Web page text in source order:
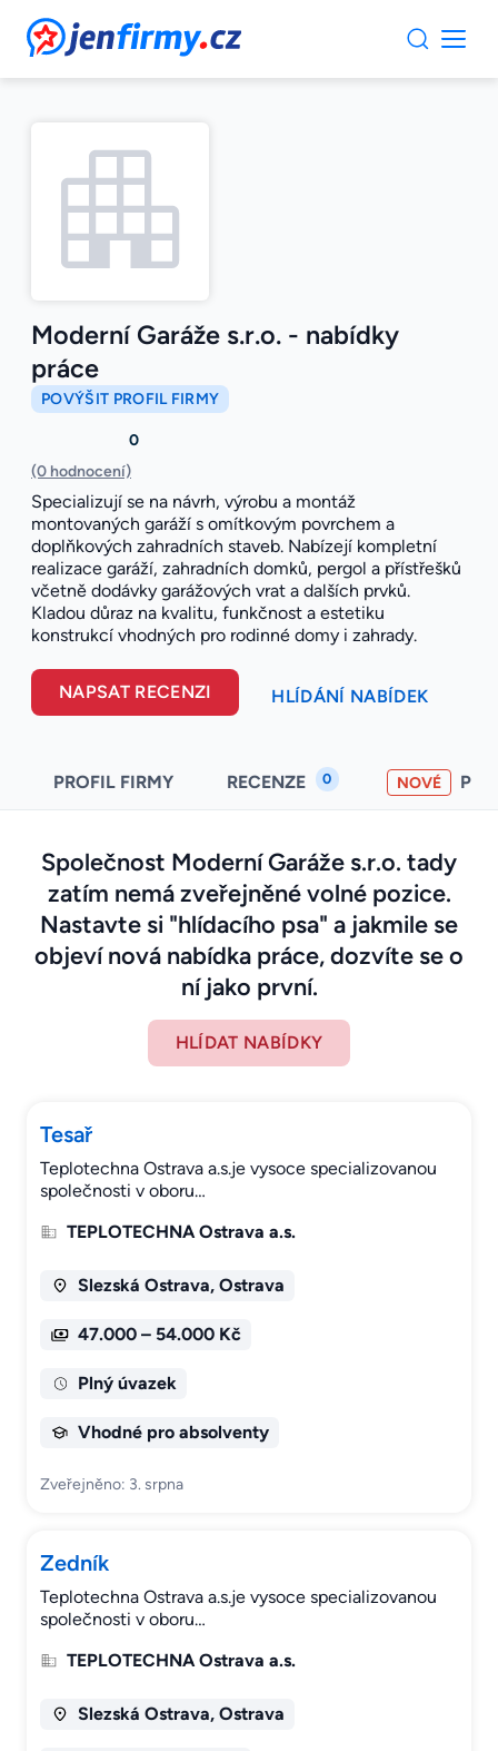
JenFirmy.cz
Moderní Garáže s.r.o. - nabídky
práce
POVÝŠIT PROFIL FIRMY
0
(0 hodnocení)
Specializují se na návrh, výrobu a montáž
montovaných garáží s omítkovým povrchem a
doplňkových zahradních staveb. Nabízejí kompletní
realizace garáží, zahradních domků, pergol a přístřešků
včetně dodávky garážových vrat a dalších prvků.
Kladou důraz na kvalitu, funkčnost a estetiku
konstrukcí vhodných pro rodinné domy i zahrady.
NAPSAT RECENZI HLÍDÁNÍ NABÍDEK
PROFIL FIRMY RECENZE 0 NOVÉ
Společnost Moderní Garáže s.r.o. tady
zatím nemá zveřejněné volné pozice.
Nastavte si "hlídacího psa" a jakmile se
objeví nová nabídka práce, dozvíte se o
ní jako první.
HLÍDAT NABÍDKY
Tesař
Teplotechna Ostrava a.s.je vysoce specializovanou
společnosti v oboru…
TEPLOTECHNA Ostrava a.s.
Slezská Ostrava, Ostrava
47.000 – 54.000 Kč
Plný úvazek
Vhodné pro absolventy
Zveřejněno: 3. srpna
Zedník
Teplotechna Ostrava a.s.je vysoce specializovanou
společnosti v oboru…
TEPLOTECHNA Ostrava a.s.
Slezská Ostrava, Ostrava